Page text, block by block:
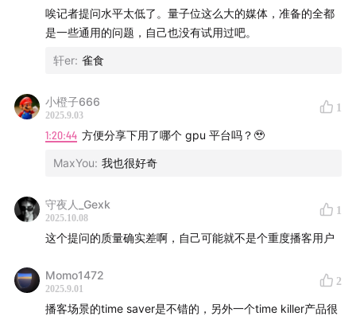
唉记者提问水平太低了。量子位这么大的媒体，准备的全都
是一些通用的问题，自己也没有试用过吧。
轩er: 雀食
小橙子666
2025.9.03
1
1:20:44 方便分享下用了哪个 gpu 平台吗？🥹
MaxYou: 我也很好奇
守夜人_Gexk
2025.10.08
1
这个提问的质量确实差啊，自己可能就不是个重度播客用户
Momo1472
2025.9.01
2
播客场景的time saver是不错的，另外一个time killer产品很